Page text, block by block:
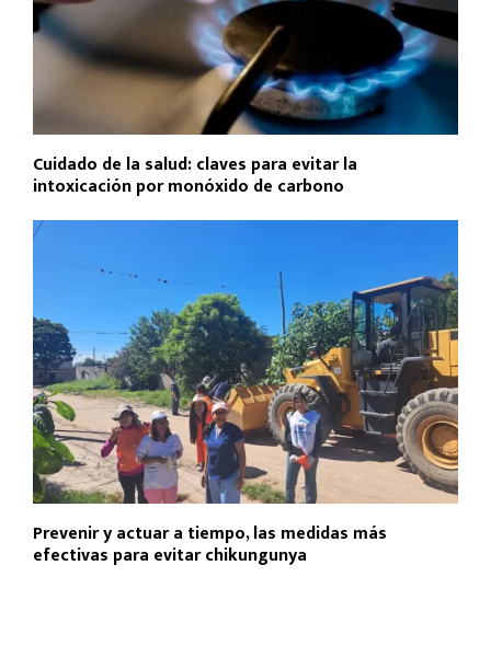
Cuidado de la salud: claves para evitar la
intoxicación por monóxido de carbono
Prevenir y actuar a tiempo, las medidas más
efectivas para evitar chikungunya